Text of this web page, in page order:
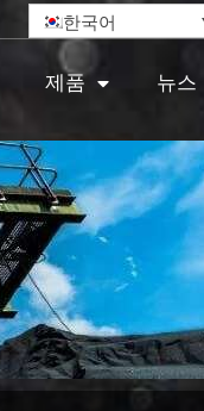
한국어
제품 뉴스